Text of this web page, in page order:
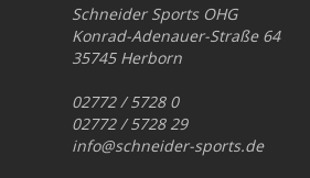
Schneider Sports OHG
Konrad-Adenauer-Straße 64
35745 Herborn
02772 / 5728 0
02772 / 5728 29
info@schneider-sports.de